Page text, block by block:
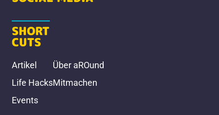
SHORT
CUTS
Artikel
Life Hacks
Events
Über aROund
Mitmachen